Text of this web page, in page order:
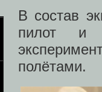
В состав
пилот и
полётами.